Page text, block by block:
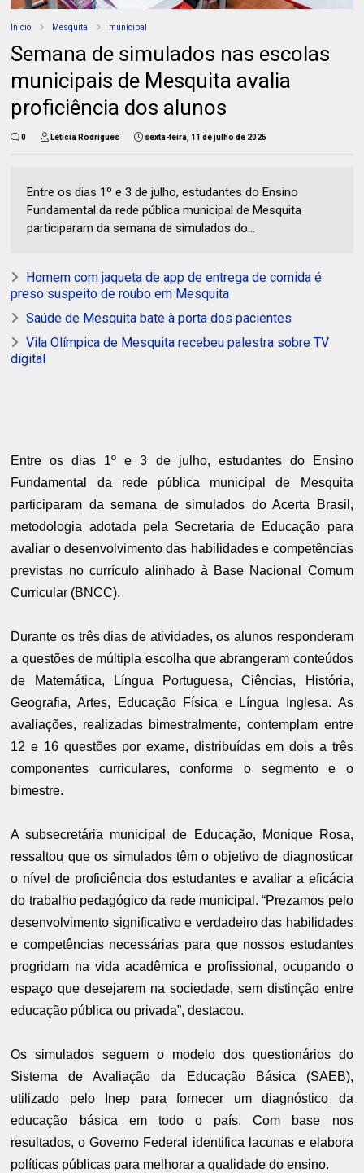
Início Mesquita municipal
Semana de simulados nas escolas
municipais de Mesquita avalia
proficiência dos alunos
0 Letícia Rodrigues sexta-feira, 11 de julho de 2025
Entre os dias 1º e 3 de julho, estudantes do Ensino
Fundamental da rede pública municipal de Mesquita
participaram da semana de simulados do...
Homem com jaqueta de app de entrega de comida é
preso suspeito de roubo em Mesquita
Saúde de Mesquita bate à porta dos pacientes
Vila Olímpica de Mesquita recebeu palestra sobre TV
digital
Entre os dias 1º e 3 de julho, estudantes do Ensino
Fundamental da rede pública municipal de Mesquita
participaram da semana de simulados do Acerta Brasil,
metodologia adotada pela Secretaria de Educação para
avaliar o desenvolvimento das habilidades e competências
previstas no currículo alinhado à Base Nacional Comum
Curricular (BNCC).
Durante os três dias de atividades, os alunos responderam
a questões de múltipla escolha que abrangeram conteúdos
de Matemática, Língua Portuguesa, Ciências, História,
Geografia, Artes, Educação Física e Língua Inglesa. As
avaliações, realizadas bimestralmente, contemplam entre
12 e 16 questões por exame, distribuídas em dois a três
componentes curriculares, conforme o segmento e o
bimestre.
A subsecretária municipal de Educação, Monique Rosa,
ressaltou que os simulados têm o objetivo de diagnosticar
o nível de proficiência dos estudantes e avaliar a eficácia
do trabalho pedagógico da rede municipal. “Prezamos pelo
desenvolvimento significativo e verdadeiro das habilidades
e competências necessárias para que nossos estudantes
progridam na vida acadêmica e profissional, ocupando o
espaço que desejarem na sociedade, sem distinção entre
educação pública ou privada”, destacou.
Os simulados seguem o modelo dos questionários do
Sistema de Avaliação da Educação Básica (SAEB),
utilizado pelo Inep para fornecer um diagnóstico da
educação básica em todo o país. Com base nos
resultados, o Governo Federal identifica lacunas e elabora
políticas públicas para melhorar a qualidade do ensino.